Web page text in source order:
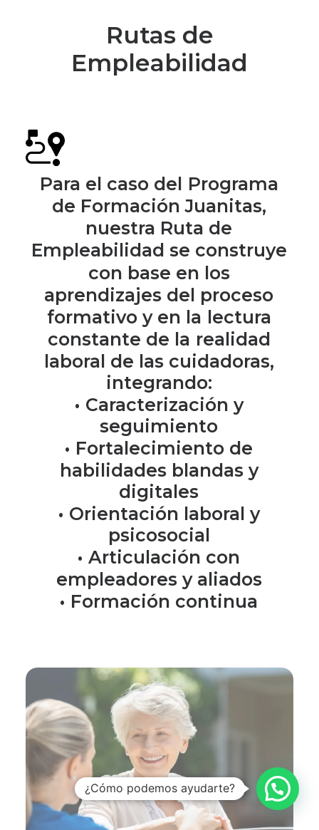
Rutas de
Empleabilidad
Para el caso del Programa
de Formación Juanitas,
nuestra Ruta de
Empleabilidad se construye
con base en los
aprendizajes del proceso
formativo y en la lectura
constante de la realidad
laboral de las cuidadoras,
integrando:
• Caracterización y
seguimiento
• Fortalecimiento de
habilidades blandas y
digitales
• Orientación laboral y
psicosocial
• Articulación con
empleadores y aliados
• Formación continua